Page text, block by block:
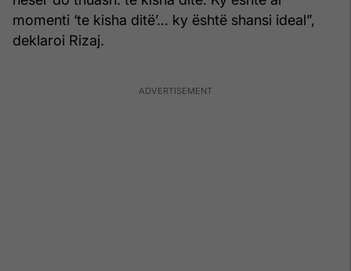
momenti ‘te kisha ditë’… ky është shansi ideal”,
deklaroi Rizaj.